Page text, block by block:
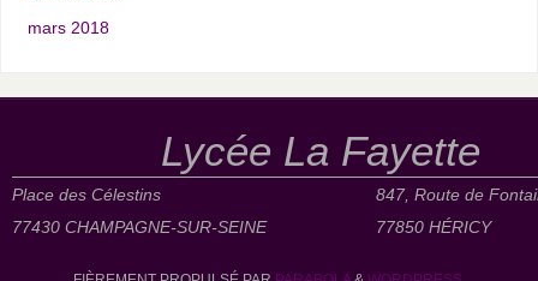
mars 2018
Lycée La Fayette
Place des Célestins
847, Route de
77430 CHAMPAGNE-SUR-SEINE
77850 HÉRICY